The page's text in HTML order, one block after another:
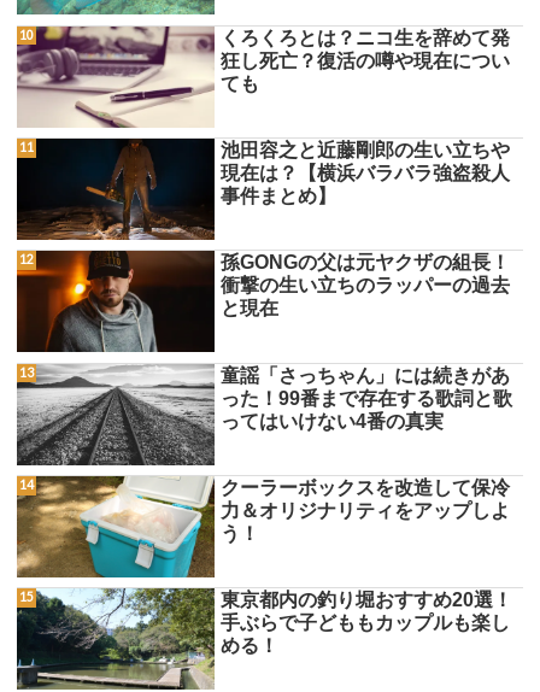
くろくろとは？ニコ生を辞めて発
狂し死亡？復活の噂や現在につい
ても
池田容之と近藤剛郎の生い立ちや
現在は？【横浜バラバラ強盗殺人
事件まとめ】
孫GONGの父は元ヤクザの組長！
衝撃の生い立ちのラッパーの過去
と現在
童謡「さっちゃん」には続きがあ
った！99番まで存在する歌詞と歌
ってはいけない4番の真実
クーラーボックスを改造して保冷
力＆オリジナリティをアップしよ
う！
東京都内の釣り堀おすすめ20選！
手ぶらで子どももカップルも楽し
める！